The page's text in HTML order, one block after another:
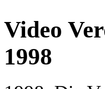
Video
1998